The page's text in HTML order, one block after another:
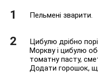
Пельмені зварити.
Цибулю дрібно
Моркву і цибулю
томатну пасту,
Додати горошок,